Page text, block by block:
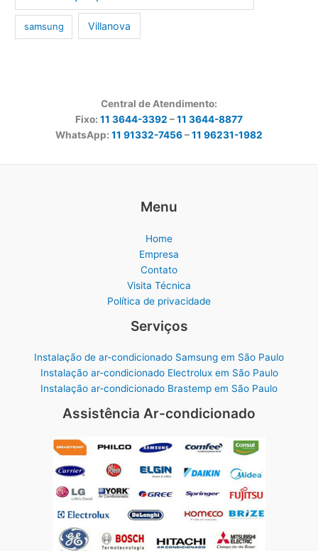
samsung Villanova
Central de Atendimento:
Fixo: 11 3644-3392 –11 3644-8877
WhatsApp: 11 91332-7456–11 96231-1982
Menu
Home
Empresa
Contato
Visita Técnica
Política de privacidade
Serviços
Instalação de ar-condicionado Samsung em São Paulo
Instalação ar-condicionado Electrolux em São Paulo
Instalação ar-condicionado Brastemp em São Paulo
Assistência Ar-condicionado